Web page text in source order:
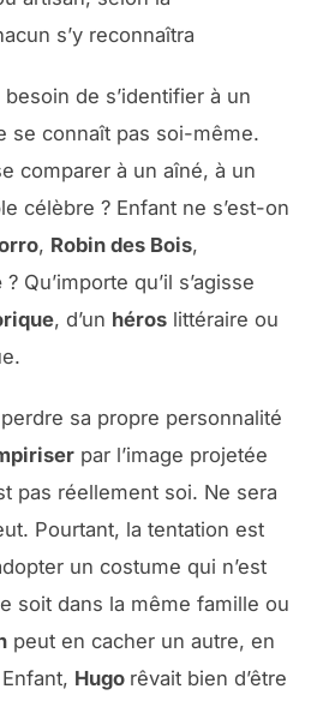
s’y reconnaîtra
de s’identifier à un
se connaît pas soi-même.
comparer à un aîné, à un
célèbre ? Enfant ne s’est-on
, Robin des Bois,
? Qu’importe qu’il s’agisse
, d’un héros littéraire ou
sa propre personnalité
par l’image projetée
pas réellement soi. Ne sera
Pourtant, la tentation est
un costume qui n’est
soit dans la même famille ou
peut en cacher un autre, en
Hugo rêvait bien d’être